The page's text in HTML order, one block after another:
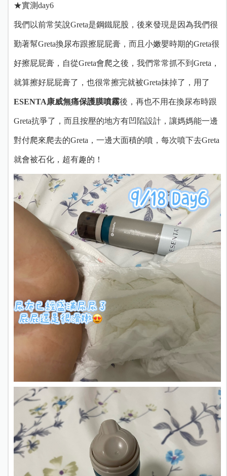
★實測day6
我們以前常笑說Greta是鋼鐵屁股，後來發現是因為我們很
勤著幫Greta換尿布跟擦屁屁膏，而且小嫩嬰時期的Greta很
好擦屁屁膏，自從Greta會爬之後，我們常常抓不到Greta，
就算擦好屁屁膏了，也很常擦完就被Greta抹掉了，用了
ESENTA康威無痛保護膜噴霧後，再也不用在換尿布時跟
Greta抗爭了，而且按壓的地方有凹陷設計，讓媽媽能一邊
對付爬來爬去的Greta，一邊大面積的噴，每次噴下去Greta
就會被石化，超有趣的！